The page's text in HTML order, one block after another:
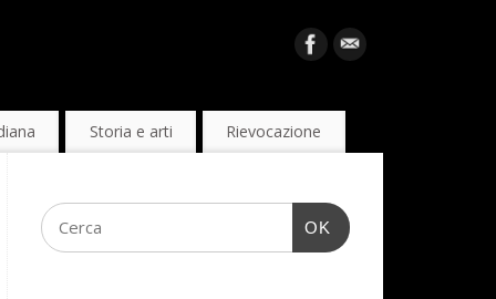
Storia e arti Rievocazione
OK